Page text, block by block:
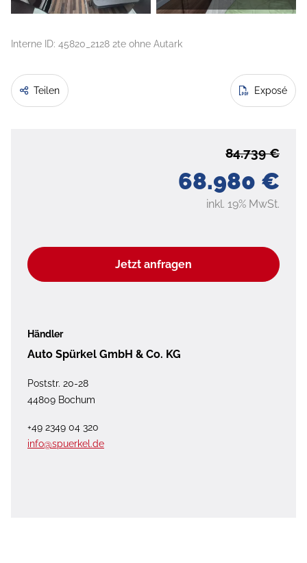
Interne ID: 45820_2128 2te ohne Autark
Teilen Exposé
68.980 €
84.739 €
inkl. 19% MwSt.
Jetzt anfragen
Händler
Auto Spürkel GmbH & Co. KG
Poststr. 20-28
44809 Bochum
+49 2349 04 320
info@spuerkel.de